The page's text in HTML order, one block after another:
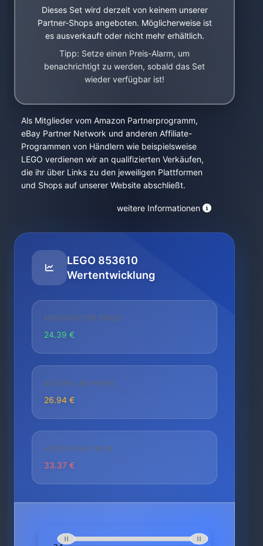
Dieses Set wird derzeit von keinem unserer
Partner-Shops angeboten. Möglicherweise ist
es ausverkauft oder nicht mehr erhältlich.
Tipp: Setze einen Preis-Alarm, um
benachrichtigt zu werden, sobald das Set
wieder verfügbar ist!
Als Mitglieder vom Amazon Partnerprogramm,
eBay Partner Network und anderen Affiliate-
Programmen von Händlern wie beispielsweise
LEGO verdienen wir an qualifizierten Verkäufen,
die ihr über Links zu den jeweiligen Plattformen
und Shops auf unserer Website abschließt.
weitere Informationen
LEGO 853610
Wertentwicklung
NIEDRIGSTER PREIS
24.39 €
AKTUELLER PREIS
26.94 €
HÖCHSTER PREIS
33.37 €